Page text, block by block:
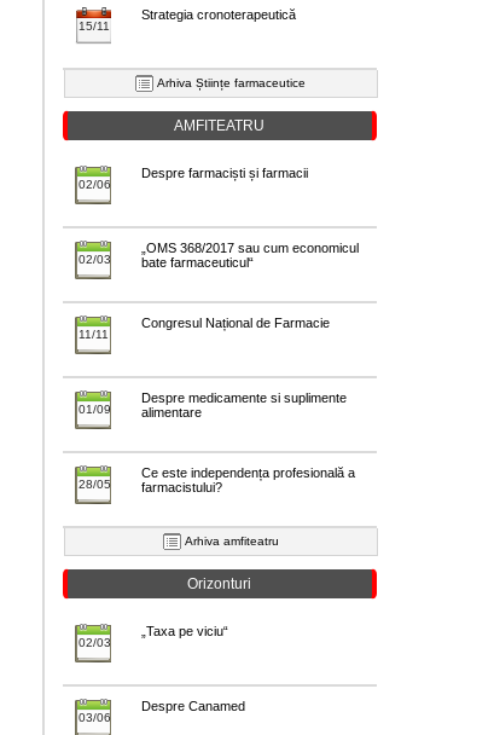
15/11
Strategia cronoterapeutică
Arhiva Științe farmaceutice
AMFITEATRU
02/06
Despre farmaciști și farmacii
02/03
„OMS 368/2017 sau cum economicul
bate farmaceuticul“
11/11
Congresul Național de Farmacie
01/09
Despre medicamente si suplimente
alimentare
28/05
Ce este independența profesională a
farmacistului?
Arhiva amfiteatru
Orizonturi
02/03
„Taxa pe viciu“
03/06
Despre Canamed